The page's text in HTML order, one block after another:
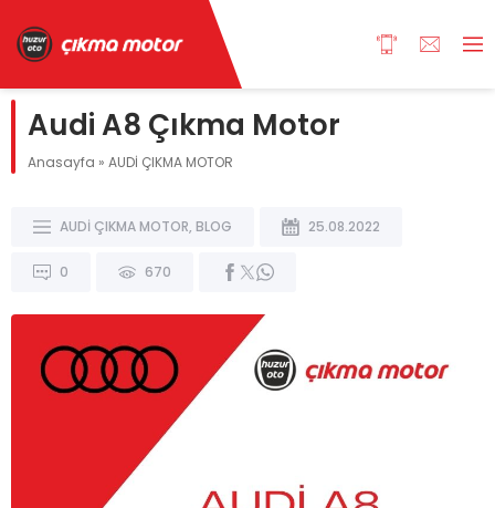
Audi A8 Çıkma Motor
Anasayfa » AUDİ ÇIKMA MOTOR
AUDİ ÇIKMA MOTOR, BLOG 25.08.2022
0 670